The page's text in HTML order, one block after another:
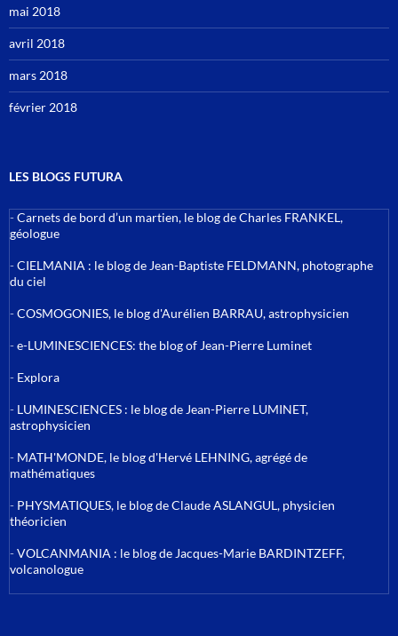
mai 2018
avril 2018
mars 2018
février 2018
LES BLOGS FUTURA
-Carnets de bord d’un martien, le blog de Charles FRANKEL,
géologue
-CIELMANIA : le blog de Jean-Baptiste FELDMANN, photographe
du ciel
-COSMOGONIES, le blog d'Aurélien BARRAU, astrophysicien
-e-LUMINESCIENCES: the blog of Jean-Pierre Luminet
- Explora
- LUMINESCIENCES : le blog de Jean-Pierre LUMINET,
astrophysicien
- MATH'MONDE, le blog d'Hervé LEHNING, agrégé de
mathématiques
- PHYSMATIQUES, le blog de Claude ASLANGUL, physicien
théoricien
-VOLCANMANIA : le blog de Jacques-Marie BARDINTZEFF,
volcanologue